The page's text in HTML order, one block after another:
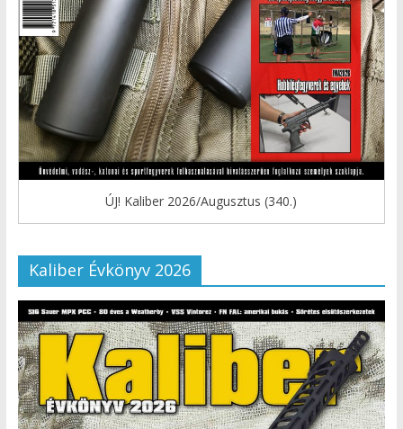
ÚJ! Kaliber 2026/Augusztus (340.)
Kaliber Évkönyv 2026